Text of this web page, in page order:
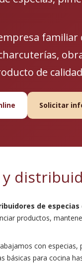
de
Solicitar
de especias
productos,
con
básicas para cocina